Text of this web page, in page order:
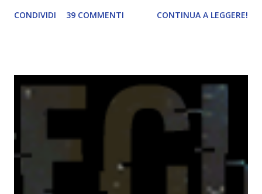
una rubrica per tenere sotto controllo le reading
spaziare con i generi letterari e non limitarmi al fantasy.
Per farvi un esempio nel 2015 mi sembra di aver letto
troppi libri impegnativi e davvero pochi libri "leggeri", il
che non è sempre un bene. Credo che sia stata la principale
causa per il mio calo di letture. Comunque, ogni mese -
nessun giorno fisso, però - pubblicherò questo post.
Spero che la rubrica sia di vostro gradimento. GENNAIO
CONDIVIDI 39 COMMENTI CONTINUA A LEGGERE!